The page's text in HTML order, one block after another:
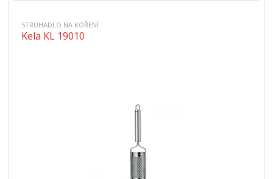
STRUHADLO NA KOŘENÍ
Kela KL 19010